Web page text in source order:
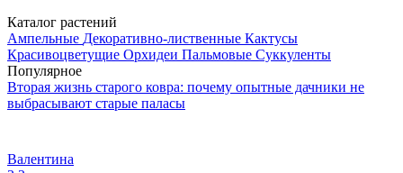
Каталог растений
Ампельные Декоративно-лиственные Кактусы
Красивоцветущие Орхидеи Пальмовые Суккуленты
Популярное
Вторая жизнь старого ковра: почему опытные дачники не
выбрасывают старые паласы
Валентина